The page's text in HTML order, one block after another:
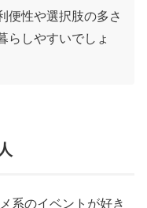
便性や選択肢の多さ
らしやすいでしょ
系のイベントが好き